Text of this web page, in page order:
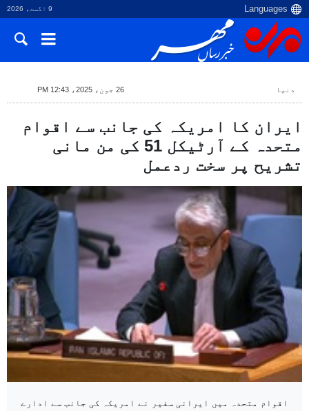
9 اگست، 2026
دنیا 26 جون، 2025، 12:43 PM
ایران کا امریکہ کی جانب سے اقوام
متحدہ کے آرٹیکل 51 کی من مانی
تشریح پر سخت ردعمل
اقوام متحدہ میں ایرانی سفیر نے امریکہ کی جانب سے ادارے